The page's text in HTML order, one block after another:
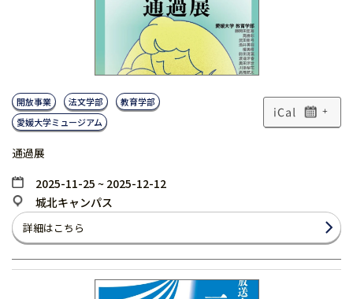
開放事業 法文学部
教育学部
愛媛大学ミュージアム
+
通過展
2025-11-25 ~ 2025-12-12
城北キャンパス
詳細はこちら